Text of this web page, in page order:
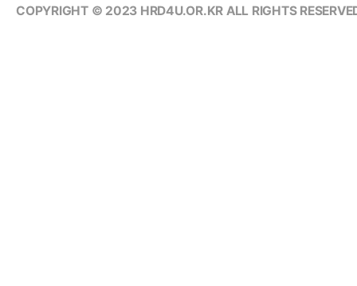
COPYRIGHT © 2023 HRD4U.OR.KR ALL RIGHTS